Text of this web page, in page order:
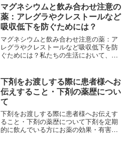
マグネシウムと飲み合わせ注意の
薬：アレグラやクレストールなど
吸収低下を防ぐためには？
マグネシウムと飲み合わせ注意の薬：ア
レグラやクレストールなど吸収低下を防
ぐためには？私たちの生活において、便
す。ドラッグストアでも手軽に購入で
き、病院でも処方される機会が...
下剤をお渡しする際に患者様へお
伝えすること・下剤の薬歴につい
て
下剤をお渡しする際に患者様へお伝えす
ること・下剤の薬歴について下剤を定期
的に飲んでいる方にお薬の効果・有害事